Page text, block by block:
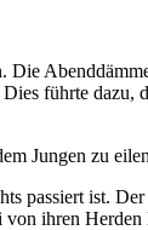
führte
Jungen zu
passiert ist.
ihren